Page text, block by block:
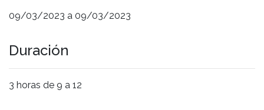
09/03/2023 a 09/03/2023
Duración
3 horas de 9 a 12